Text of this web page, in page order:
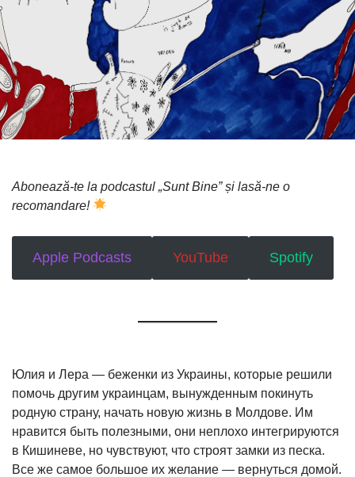
by:
on
Abonează-te la podcastul „Sunt Bine” și lasă-ne o
recomandare!
Apple Podcasts YouTube Spotify
Юлия и Лера — беженки из Украины, которые решили
помочь другим украинцам, вынужденным покинуть
родную страну, начать новую жизнь в Молдове. Им
нравится быть полезными, они неплохо интегрируются
в Кишиневе, но чувствуют, что строят замки из песка.
Все же самое большое их желание — вернуться домой.